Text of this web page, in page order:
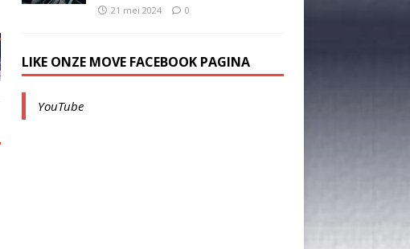
21 mei 2024 0
LIKE ONZE MOVE FACEBOOK PAGINA
YouTube